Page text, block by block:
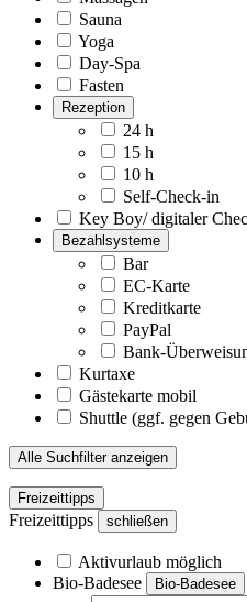
Sauna
Yoga
Day-Spa
Fasten
Rezeption
24 h
15 h
10 h
Self-Check-in
Key Boy/ digitaler
Bezahlsysteme
Bar
EC-Karte
Kreditkarte
PayPal
Bank-
Kurtaxe
Gästekarte mobil
Shuttle (ggf. gegen
Alle Suchfilter anzeigen
Freizeittipps
Freizeittipps schließen
Aktivurlaub möglich
Bio-Badesee
Bio-Badesee